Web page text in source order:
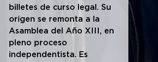
billetes de curso legal. Su
origen se remonta a la
Asamblea del Año XIII, en
pleno proceso
independentista. Es